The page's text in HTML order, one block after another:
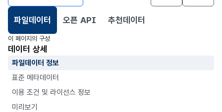
파일데이터
선택됨
오픈 API 추천데이터
이 페이지의 구성
데이터 상세
파일데이터 정보
표준 메타데이터
이용 조건 및 라이선스 정보
미리보기